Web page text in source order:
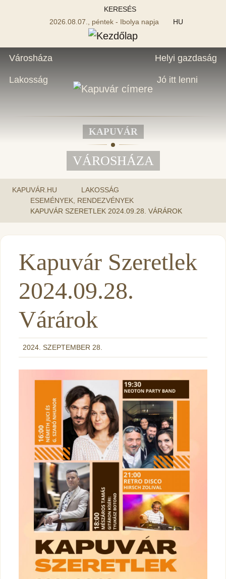
KERESÉS
2026.08.07., péntek - Ibolya napja
HU
Városháza
Lakosság
Helyi gazdaság
Jó itt lenni
KAPUVÁR
VÁROSHÁZA
KAPUVÁR.HU
LAKOSSÁG
ESEMÉNYEK, RENDEZVÉNYEK
KAPUVÁR SZERETLEK 2024.09.28. VÁRÁROK
Kapuvár Szeretlek
2024.09.28.
Várárok
2024. SZEPTEMBER 28.